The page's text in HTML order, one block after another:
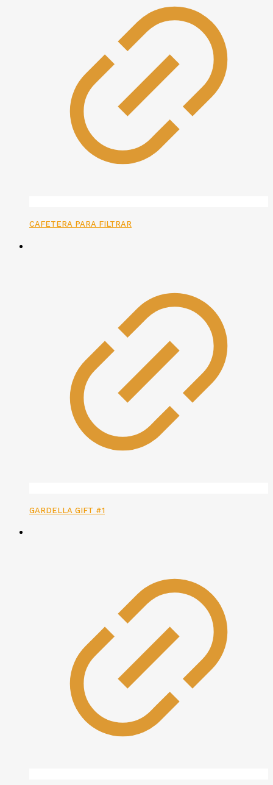
CAFETERA PARA FILTRAR
GARDELLA GIFT #1